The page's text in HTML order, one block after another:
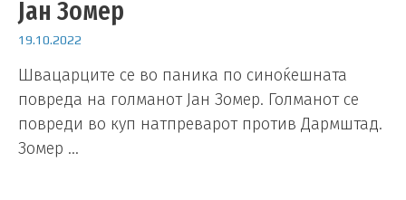
Јан Зомер
19.10.2022
Швацарците се во паника по синоќешната
повреда на голманот Јан Зомер. Голманот се
повреди во куп натпреварот против Дармштад.
Зомер …